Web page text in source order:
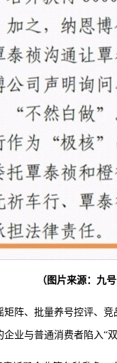
（图片来源：九
阵、批量养号控评、
业与普通消费者陷入“